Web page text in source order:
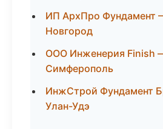
ИП АрхПро Фундамент
Новгород
ООО Инженерия Finish
Симферополь
ИнжСтрой Фундамент
Улан-Удэ